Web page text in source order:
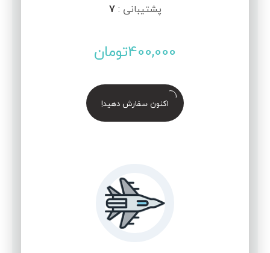
پشتیبانی :7
400,000تومان
اکنون سفارش دهید!